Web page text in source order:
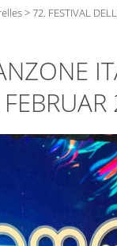
>72. FESTIVAL